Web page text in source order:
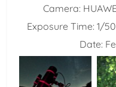
Camera:
Exposure Time: 1/50
Date: